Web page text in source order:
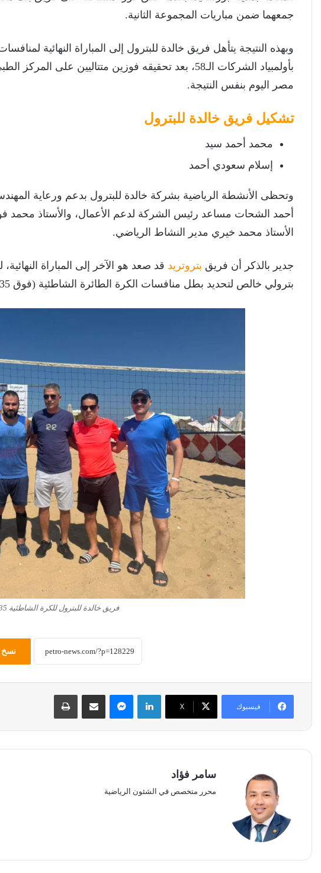
جمعهما ضمن مباريات المجموعة الثانية.
بأولمبياد الشركات الـ58، بعد تحقيقه فوزين متتاليين
مصر اليوم بنفس النتيجة.
تشكيل فريق خالدة للبترول
محمد أحمد سيد
إسلام سعودي أحمد
وتحظى الأنشطة الرياضية بشركة خالدة للبترول بدعم ورعاية
أحمد الشحات مساعد رئيس الشركة لدعم الأعمال، والأستاذ محمد
الأستاذ محمد خيري مدير النشاط الرياضي.
جدير بالذكر أن فريق بتروتريد قد صعد هو الآخر إلى المباراة
بترولي خالص لتحديد بطل منافسات الكرة الطائرة الشاطئية (فوق 35 عامًا) بالنسخة الـ58 من
فريق خالدة للبترول للكرة الشاطئية 35 عام
نسخ
فيسبوك ‫X
لينكدإن ماسنجر مشاركة عبر البريد طباعة
سامر فؤاد
محرر متخصص في الشئون الرياضية